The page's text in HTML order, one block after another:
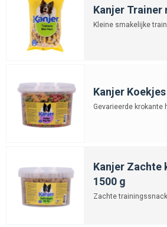
Kanjer Trainer
Kleine smakelijke
Kanjer
Gevarieerde krokante
Kanjer Zachte
1500 g
Zachte